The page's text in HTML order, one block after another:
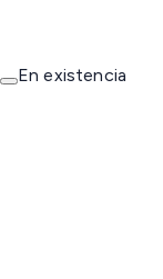
En existencia